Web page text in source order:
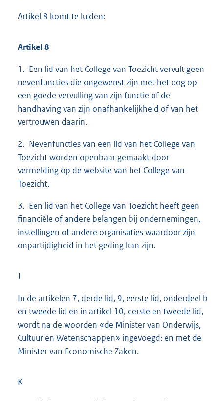
Artikel 8 komt te luiden:
Artikel 8
1. Een lid van het College van Toezicht vervult geen
nevenfuncties die ongewenst zijn met het oog op
een goede vervulling van zijn functie of de
handhaving van zijn onafhankelijkheid of van het
vertrouwen daarin.
2. Nevenfuncties van een lid van het College van
Toezicht worden openbaar gemaakt door
vermelding op de website van het College van
Toezicht.
3. Een lid van het College van Toezicht heeft geen
financiële of andere belangen bij ondernemingen,
instellingen of andere organisaties waardoor zijn
onpartijdigheid in het geding kan zijn.
J
In de artikelen 7, derde lid, 9, eerste lid, onderdeel b
en tweede lid en in artikel 10, eerste en tweede lid,
wordt na de woorden «de Minister van Onderwijs,
Cultuur en Wetenschappen» ingevoegd: en met de
Minister van Economische Zaken.
K